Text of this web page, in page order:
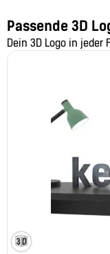
Passende 3D
Dein 3D Logo in jeder